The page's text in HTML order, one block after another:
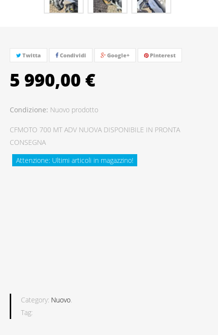
Twitta Condividi Google+ Pinterest
5 990,00 €
Condizione: Nuovo prodotto
CFMOTO 700 MT ADV NUOVA DISPONIBILE IN PRONTA
CONSEGNA
Attenzione: Ultimi articoli in magazzino!
Category: Nuovo.
Tag: